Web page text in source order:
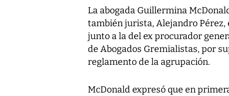
La abogada Guillermina
también jurista, Alejandro Pérez,
junto a la del ex procurador
de Abogados Gremialistas, por
reglamento de la agrupación.
McDonald expresó que en